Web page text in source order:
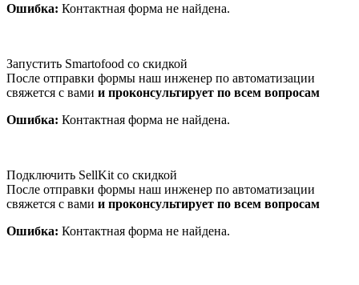
Ошибка: Контактная форма не найдена.
Запустить Smartofood со скидкой
После отправки формы наш инженер по автоматизации
свяжется с вами и проконсультирует по всем вопросам
Ошибка: Контактная форма не найдена.
Подключить SellKit со скидкой
После отправки формы наш инженер по автоматизации
свяжется с вами и проконсультирует по всем вопросам
Ошибка: Контактная форма не найдена.